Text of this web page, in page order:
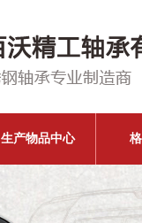
生产物品中心